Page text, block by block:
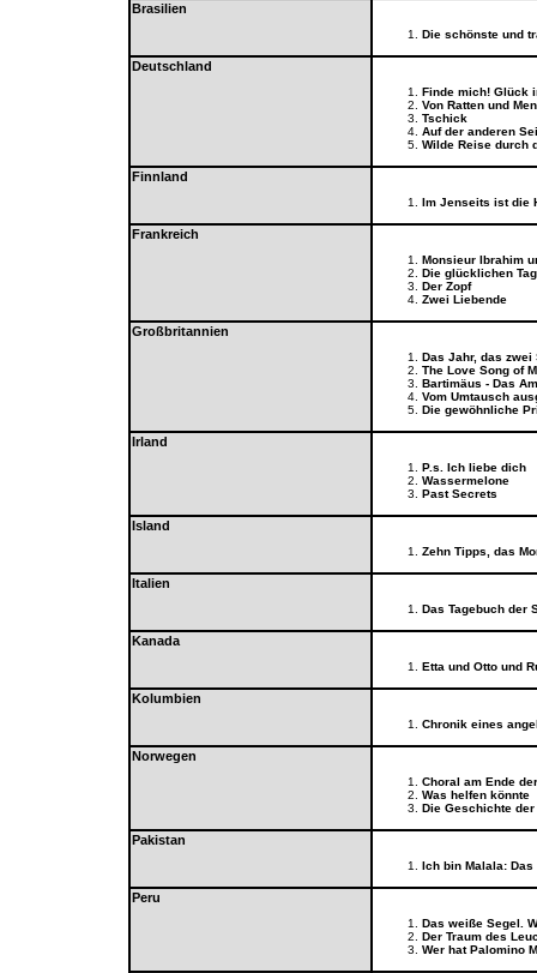
Brasilien
Die schönste und
Deutschland
Finde mich! Glück
Von Ratten und
Tschick
Auf der anderen
Wilde Reise durch
Finnland
Im Jenseits ist die
Frankreich
Monsieur Ibrahim
Die glücklichen
Der Zopf
Zwei Liebende
Großbritannien
Das Jahr, das zwei
The Love Song of
Bartimäus - Das
Vom Umtausch
Die gewöhnliche
Irland
P.s. Ich liebe dich
Wassermelone
Past Secrets
Island
Zehn Tipps, das
Italien
Das Tagebuch der
Kanada
Etta und Otto und
Kolumbien
Chronik eines
Norwegen
Choral am Ende
Was helfen könnte
Die Geschichte der
Pakistan
Ich bin Malala:
Peru
Das weiße Segel.
Der Traum des
Wer hat Palomino